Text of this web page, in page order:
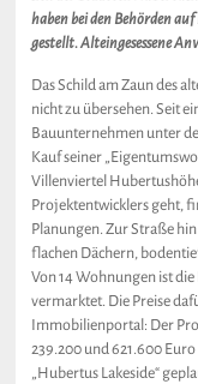
haben bei den Behörden
gestellt. Alteingesessene
Das Schild am Zaun des
nicht zu übersehen. Seit
Bauunternehmen unter
Kauf seiner
Villenviertel
Projektentwicklers geht,
Planungen. Zur Straße
flachen Dächern,
Von 14 Wohnungen ist
vermarktet. Die Preise
Immobilienportal: Der
239.200 und 621.600
„Hubertus Lakeside“